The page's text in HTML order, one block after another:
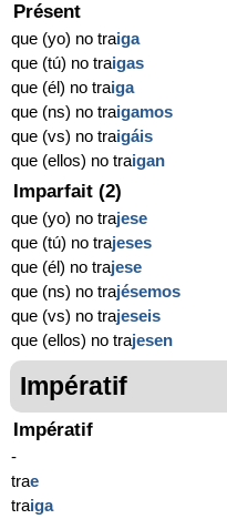
Présent
que (yo) no traiga
que (tú) no traigas
que (él) no traiga
que (ns) no traigamos
que (vs) no traigáis
que (ellos) no traigan
Imparfait (2)
que (yo) no trajese
que (tú) no trajeses
que (él) no trajese
que (ns) no trajésemos
que (vs) no trajeseis
que (ellos) no trajesen
Impératif
Impératif
-
trae
traiga